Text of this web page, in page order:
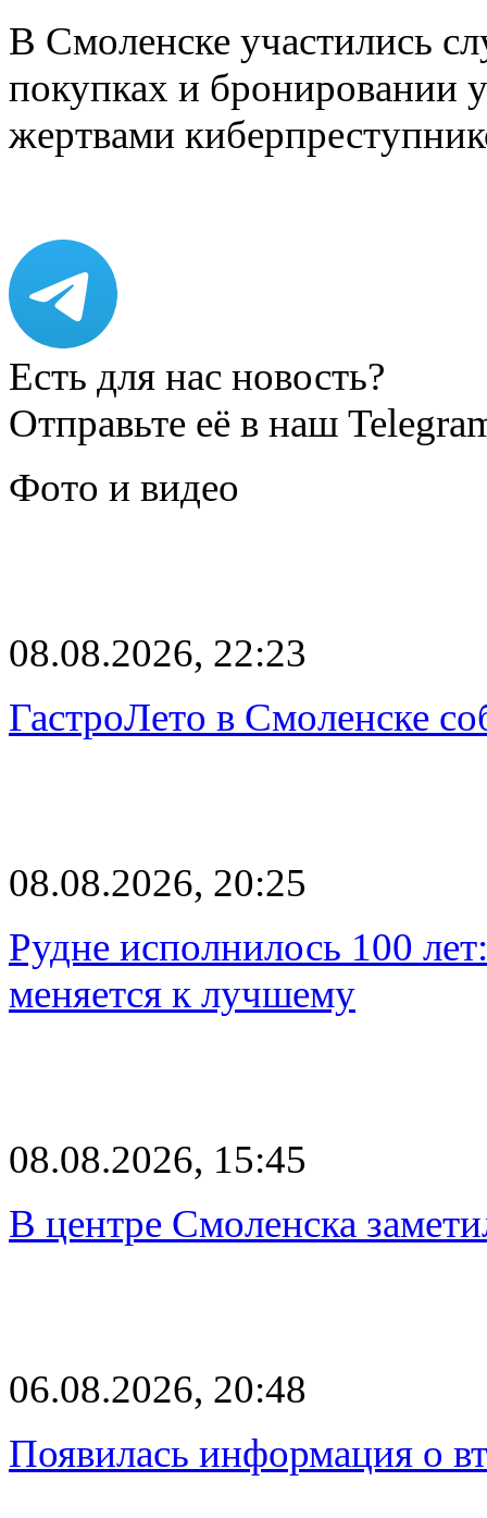
В Смоленске участились
покупках и бронировании
жертвами
Есть для нас новость?
Отправьте её в наш
Фото и видео
08.08.2026, 22:23
ГастроЛето в Смоленске
08.08.2026, 20:25
Рудне исполнилось 100
меняется к лучшему
08.08.2026, 15:45
В центре Смоленска
06.08.2026, 20:48
Появилась информация о